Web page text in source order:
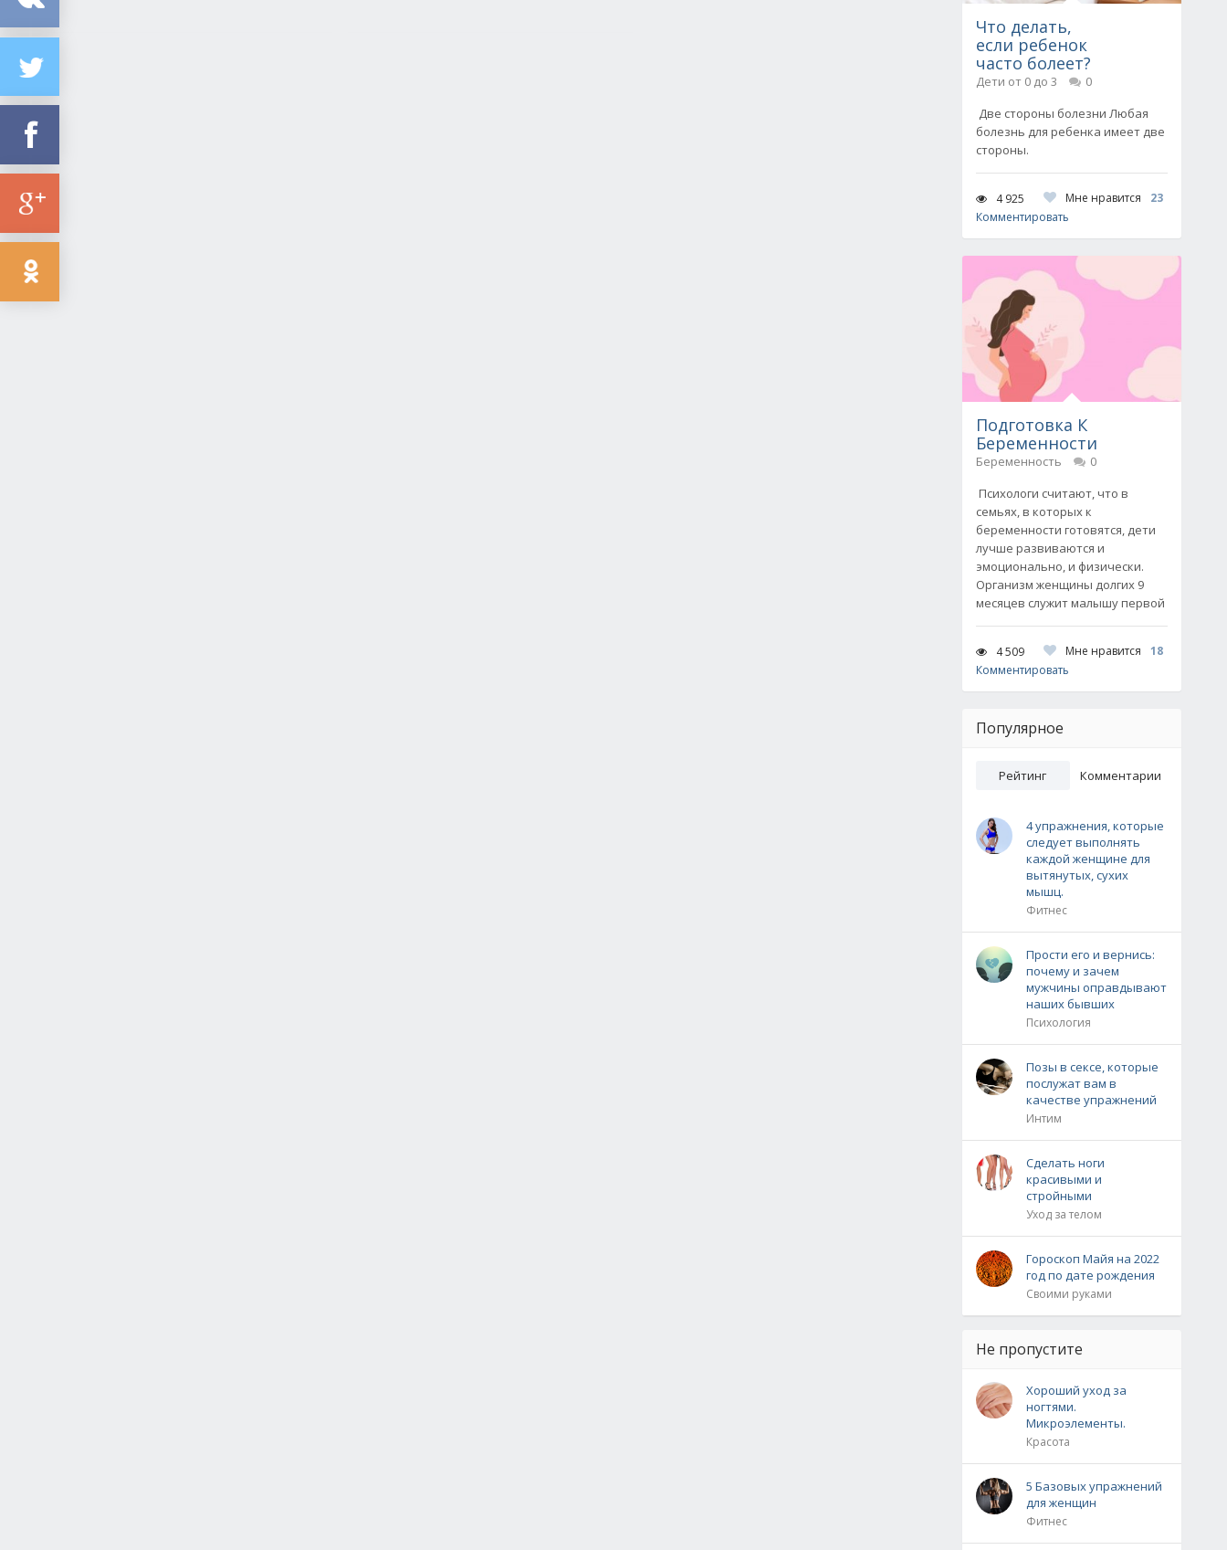
Что делать,
если ребенок
часто болеет?
Дети от 0 до 3
0
Две стороны болезни Любая
болезнь для ребенка имеет две
стороны.
4 925 Мне нравится
23
Комментировать
Подготовка К
Беременности
Беременность
0
Психологи считают, что в
семьях, в которых к
беременности готовятся, дети
лучше развиваются и
эмоционально, и физически.
Организм женщины долгих 9
месяцев служит малышу первой
4 509 Мне нравится
18
Комментировать
Популярное
Рейтинг Комментарии
4 упражнения, которые
следует выполнять
каждой женщине для
вытянутых, сухих
мышц.
Фитнес
Прости его и вернись:
почему и зачем
мужчины оправдывают
наших бывших
Психология
Позы в сексе, которые
послужат вам в
качестве упражнений
Интим
Сделать ноги
красивыми и
стройными
Уход за телом
Гороскоп Майя на 2022
год по дате рождения
Своими руками
Не пропустите
Хороший уход за
ногтями.
Микроэлементы.
Красота
5 Базовых упражнений
для женщин
Фитнес